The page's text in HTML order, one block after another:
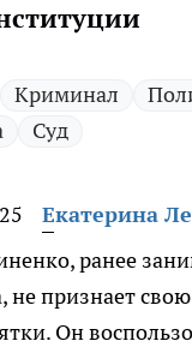
Криминал
Суд
Екатерина
ранее
не признает
Он